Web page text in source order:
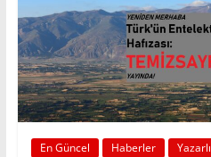
En Güncel Haberler